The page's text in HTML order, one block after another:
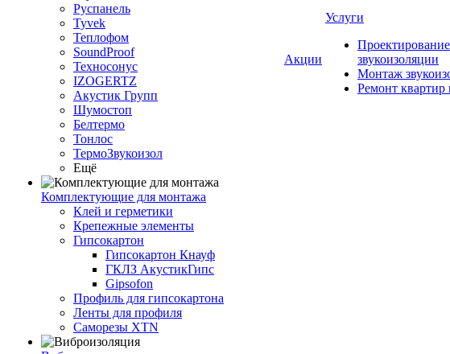
Руспанель
Tyvek
Теплофом
SoundProof
Техносонус
IZOGERTZ
Акустик Групп
Шумостоп
Белтермо
Тонлос
ТермоЗвукоизол
Ещё
Комплектующие для монтажа
Клей и герметики
Крепежные элементы
Гипсокартон
Гипсокартон Кнауф
ГКЛЗ АкустикГипс
Gipsofon
Профиль для гипсокартона
Ленты для профиля
Саморезы XTN
Акции
Услуги
Проектирование
звукоизоляции
Монтаж
Ремонт